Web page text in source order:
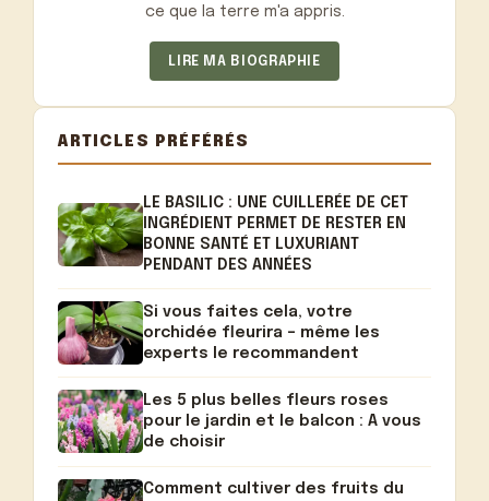
ce que la terre m'a appris.
LIRE MA BIOGRAPHIE
ARTICLES PRÉFÉRÉS
LE BASILIC : UNE CUILLERÉE DE CET
INGRÉDIENT PERMET DE RESTER EN
BONNE SANTÉ ET LUXURIANT
PENDANT DES ANNÉES
Si vous faites cela, votre
orchidée fleurira – même les
experts le recommandent
Les 5 plus belles fleurs roses
pour le jardin et le balcon : A vous
de choisir
Comment cultiver des fruits du